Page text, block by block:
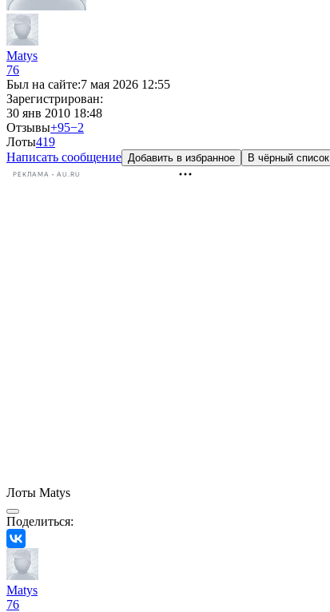
Matys
76
Был на сайте:7 мая 2026 12:55
Зарегистрирован:
30 янв 2010 18:48
Отзывы+95−2
Лоты419
Написать сообщение Добавить в избранное В чёрный список
РЕКЛАМА • AU.RU
Лоты Matys
Поделиться:
Matys
76